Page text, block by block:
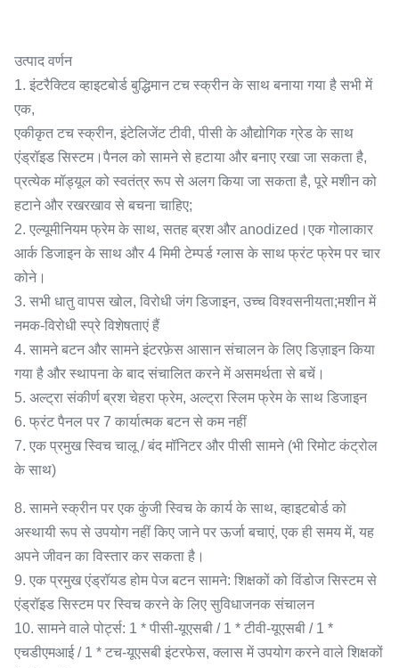
उत्पाद वर्णन
1. इंटरैक्टिव व्हाइटबोर्ड बुद्धिमान टच स्क्रीन के साथ बनाया गया है सभी में
एक,
एकीकृत टच स्क्रीन, इंटेलिजेंट टीवी, पीसी के औद्योगिक ग्रेड के साथ
एंड्रॉइड सिस्टम।पैनल को सामने से हटाया और बनाए रखा जा सकता है,
प्रत्येक मॉड्यूल को स्वतंत्र रूप से अलग किया जा सकता है, पूरे मशीन को
हटाने और रखरखाव से बचना चाहिए;
2. एल्यूमीनियम फ्रेम के साथ, सतह ब्रश और anodized।एक गोलाकार
आर्क डिजाइन के साथ और 4 मिमी टेम्पर्ड ग्लास के साथ फ्रंट फ्रेम पर चार
कोने।
3. सभी धातु वापस खोल, विरोधी जंग डिजाइन, उच्च विश्वसनीयता;मशीन में
नमक-विरोधी स्प्रे विशेषताएं हैं
4. सामने बटन और सामने इंटरफ़ेस आसान संचालन के लिए डिज़ाइन किया
गया है और स्थापना के बाद संचालित करने में असमर्थता से बचें।
5. अल्ट्रा संकीर्ण ब्रश चेहरा फ्रेम, अल्ट्रा स्लिम फ्रेम के साथ डिजाइन
6. फ्रंट पैनल पर 7 कार्यात्मक बटन से कम नहीं
7. एक प्रमुख स्विच चालू / बंद मॉनिटर और पीसी सामने (भी रिमोट कंट्रोल
के साथ)
8. सामने स्क्रीन पर एक कुंजी स्विच के कार्य के साथ, व्हाइटबोर्ड को
अस्थायी रूप से उपयोग नहीं किए जाने पर ऊर्जा बचाएं, एक ही समय में, यह
अपने जीवन का विस्तार कर सकता है।
9. एक प्रमुख एंड्रॉयड होम पेज बटन सामने: शिक्षकों को विंडोज सिस्टम से
एंड्रॉइड सिस्टम पर स्विच करने के लिए सुविधाजनक संचालन
10. सामने वाले पोर्ट्स: 1 * पीसी-यूएसबी / 1 * टीवी-यूएसबी / 1 *
एचडीएमआई / 1 * टच-यूएसबी इंटरफेस, क्लास में उपयोग करने वाले शिक्षकों